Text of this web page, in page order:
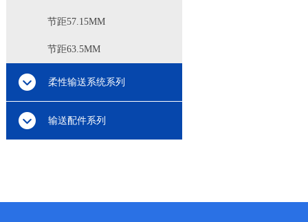
节距57.15MM
节距63.5MM
柔性输送系统系列
输送配件系列